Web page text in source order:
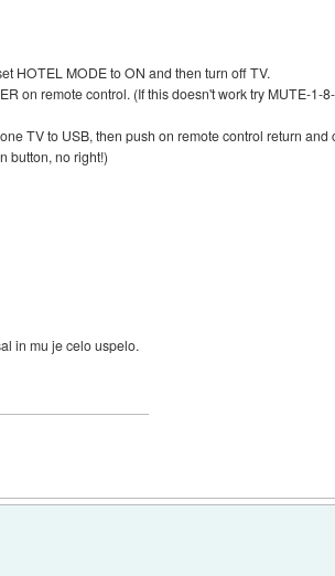
HOTEL MODE to ON and then turn off TV.
on remote control. (If this doesn't work try MUTE-1-
TV to USB, then push on remote control return and
button, no right!)
in mu je celo uspelo.